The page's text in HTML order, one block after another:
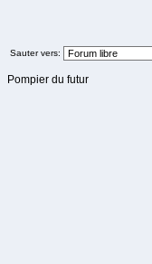
Sauter vers:
Pompier du futur